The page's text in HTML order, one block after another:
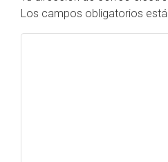
Los campos obligatorios